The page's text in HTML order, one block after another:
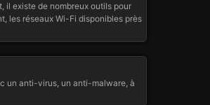
il existe de nombreux outils pour
les réseaux Wi-Fi disponibles près
un anti-virus, un anti-malware, à